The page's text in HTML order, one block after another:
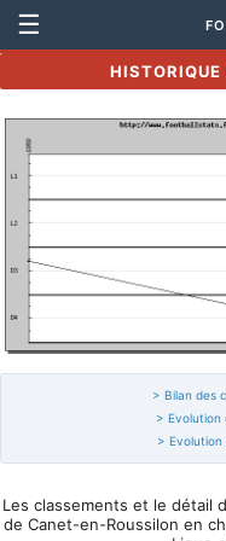
☰
> Bilan des
> Evolution
> Evolution
Les classements et le détail
de Canet-en-Roussilon en